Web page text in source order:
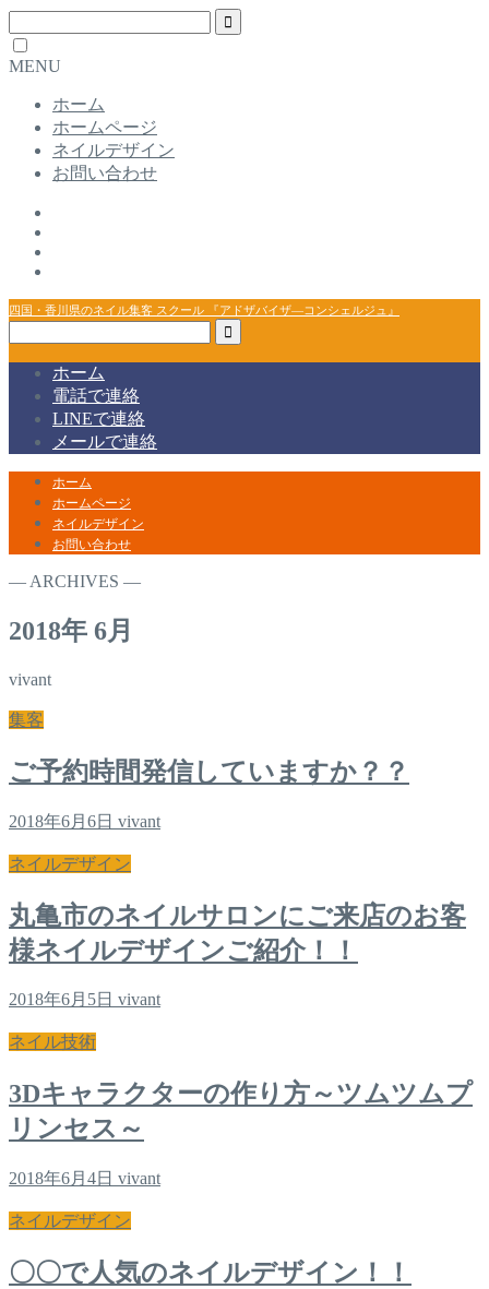
MENU
ホーム
ホームページ
ネイルデザイン
お問い合わせ
四国・香川県のネイル集客 スクール 『アドザバイザ―コンシェルジュ』
ホーム
電話で連絡
LINEで連絡
メールで連絡
ホーム
ホームページ
ネイルデザイン
お問い合わせ
― ARCHIVES ―
2018年 6月
vivant
集客
ご予約時間発信していますか？？
2018年6月6日 vivant
ネイルデザイン
丸亀市のネイルサロンにご来店のお客
様ネイルデザインご紹介！！
2018年6月5日 vivant
ネイル技術
3Dキャラクターの作り方～ツムツムプ
リンセス～
2018年6月4日 vivant
ネイルデザイン
〇〇で人気のネイルデザイン！！